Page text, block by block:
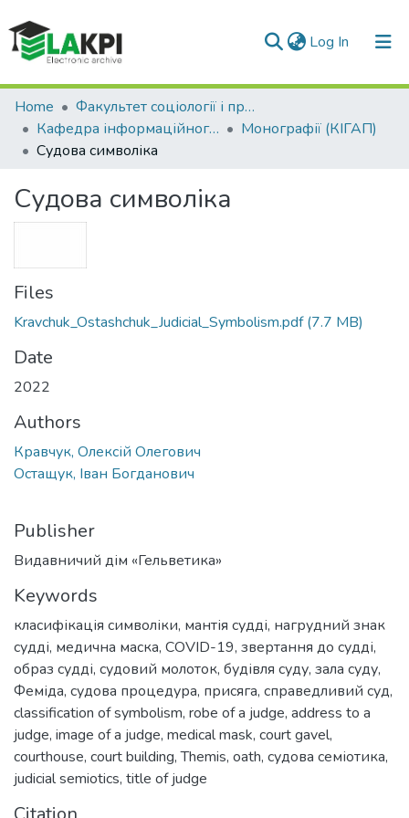
Log In (current)
Communities & Collections
All of DSpace
Home
Факультет соціології і права (ФСП)
Кафедра інформаційного, господарського та адміністративного права (КІГАП)
Монографії (КІГАП)
Судова символіка
Судова символіка
Files
Kravchuk_Ostashchuk_Judicial_Symbolism.pdf(7.7 MB)
Date
2022
Authors
Кравчук, Олексій Олегович
Остащук, Іван Богданович
Publisher
Видавничий дім «Гельветика»
Keywords
класифікація символіки, мантія судді, нагрудний знак
судді, медична маска, COVID-19, звертання до судді,
образ судді, судовий молоток, будівля суду, зала суду,
Феміда, судова процедура, присяга, справедливий суд,
classification of symbolism, robe of a judge, address to a
judge, image of a judge, medical mask, court gavel,
courthouse, court building,Themis, oath, судова семіотика,
judicial semiotics, title of judge